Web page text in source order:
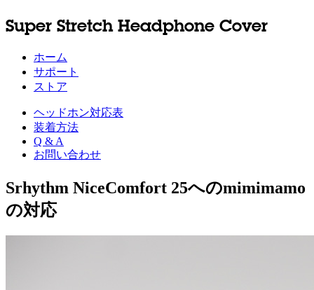
Super Stretch Headphone Cover
ホーム
サポート
ストア
ヘッドホン対応表
装着方法
Q & A
お問い合わせ
Srhythm NiceComfort 25へのmimimamo
の対応